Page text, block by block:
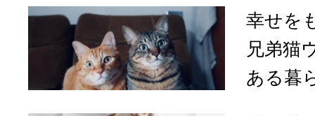
幸せを
兄弟猫
ある暮